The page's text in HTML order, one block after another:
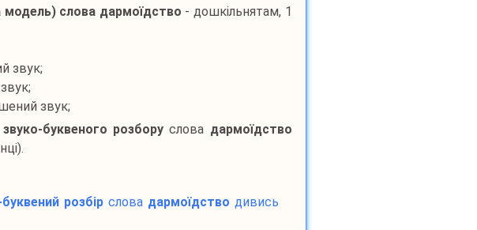
модель) слова дармоїдство - дошкільнятам, 1
звук;
звук;
буквеного розбору слова дармоїдство
розбір слова дармоїдство дивись